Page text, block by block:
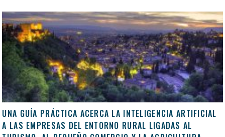
UNA GUÍA PRÁCTICA ACERCA LA INTELIGENCIA ARTIFICIAL
A LAS EMPRESAS DEL ENTORNO RURAL LIGADAS AL